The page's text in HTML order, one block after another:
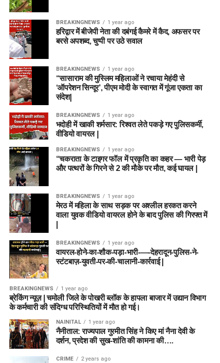
BREAKINGNEWS 1 year ago
हरिद्वार में बीजेपी नेता की दबंगई कैमरे में कैद, अफसर पर
बरसे अपशब्द, चुप्पी पर उठे सवाल
BREAKINGNEWS 1 year ago
“सासाराम की मुस्लिम महिलाओं ने रचाया मेहंदी से
‘ऑपरेशन सिन्दूर’, पीएम मोदी के स्वागत में गूंजा एकता का
संदेश|
BREAKINGNEWS 1 year ago
भदोही में खाकी शर्मसार: रिश्वत लेते पकड़े गए पुलिसकर्मी,
वीडियो वायरल |
BREAKINGNEWS 1 year ago
“चकराता के टाइगर फॉल में प्रकृति का कहर — भारी पेड़
और पत्थरों के गिरने से 2 की मौके पर मौत, कई घायल |
BREAKINGNEWS 1 year ago
मेरठ में महिला के साथ सड़क पर अश्लील हरकत करने
वाला युवक वीडियो वायरल होने के बाद पुलिस की गिरफ्त में
BREAKINGNEWS 1 year ago
वायरल-होने-का-शौक-पड़ा-भारी-—-देहरादून-पुलिस-ने-
स्टंटबाज़-युवती-पर-की-चालानी-कार्रवाई |
BREAKINGNEWS 1 year ago
ब्रेकिंग न्यूज़ | चमोली जिले के पोखरी ब्लॉक के हापला बाजार में उद्यान विभाग
के कर्मचारी की संदिग्ध परिस्थितियों में मौत हो गई।
NAINITAL 1 year ago
नैनीताल: राज्यपाल गुरमीत सिंह ने किए मां नैना देवी के
दर्शन, प्रदेश की सुख-शांति की कामना की….
CRIME 2 years ago